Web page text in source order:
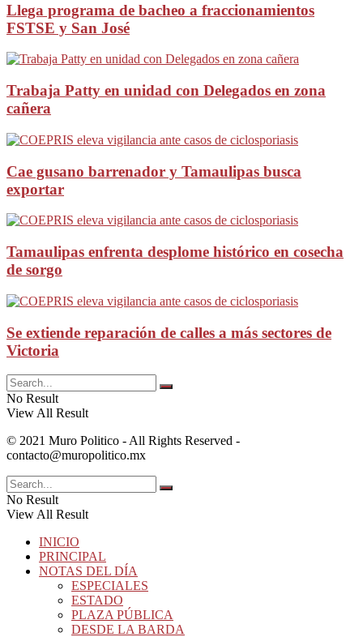
Llega programa de bacheo a fraccionamientos
FSTSE y San José
Trabaja Patty en unidad con Delegados en zona
cañera
Cae gusano barrenador y Tamaulipas busca
exportar
Tamaulipas enfrenta desplome histórico en cosecha
de sorgo
Se extiende reparación de calles a más sectores de
Victoria
No Result
View All Result
© 2021 Muro Politico - All Rights Reserved -
contacto@muropolitico.mx
No Result
View All Result
INICIO
PRINCIPAL
NOTAS DEL DÍA
ESPECIALES
ESTADO
PLAZA PÚBLICA
DESDE LA BARDA